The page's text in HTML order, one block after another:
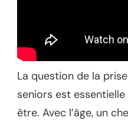
La question de la
seniors est
être. Avec l’âge, un